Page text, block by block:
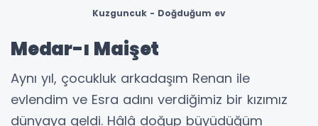
Kuzguncuk - Doğduğum ev
Medar-ı Maişet
Aynı yıl, çocukluk arkadaşım Renan ile
evlendim ve Esra adını verdiğimiz bir kızımız
dünyaya geldi. Hâlâ doğup büyüdüğüm